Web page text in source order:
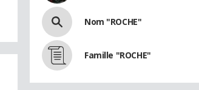
Nom "ROCHE"
Famille "ROCHE"